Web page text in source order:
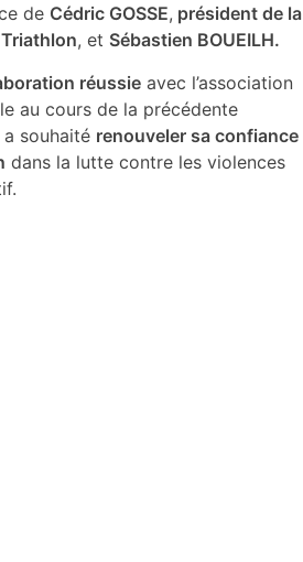
de Cédric GOSSE, président de la
, et Sébastien BOUEILH.
réussie avec l’association
au cours de la précédente
souhaité renouveler sa confiance
dans la lutte contre les violences